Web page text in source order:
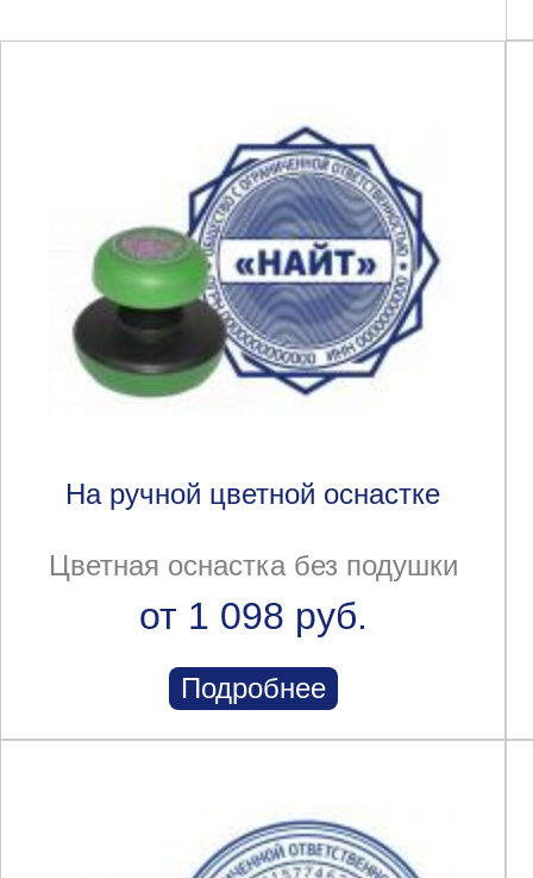
На ручной цветной оснастке
Цветная оснастка без подушки
от 1 098 руб.
Подробнее